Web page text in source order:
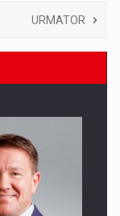
URMATOR